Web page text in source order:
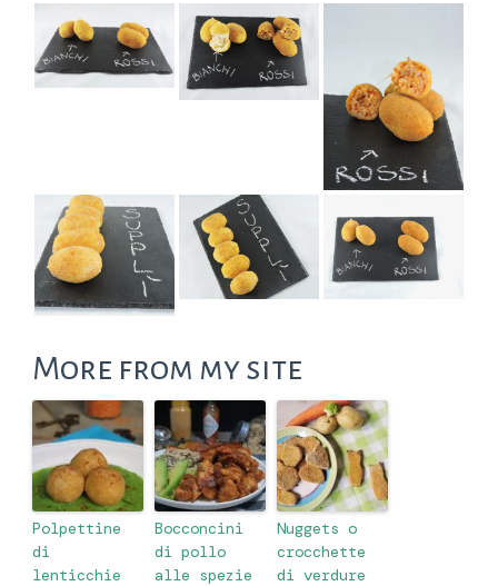
More from my site
Polpettine
di
lenticchie
Bocconcini
di pollo
alle spezie
Nuggets o
crocchette
di verdure